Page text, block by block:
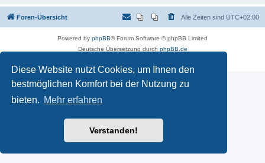
Diese Website nutzt Cookies, um Ihnen den
bestmöglichen Komfort bei der Nutzung zu
bieten. Mehr erfahren
Verstanden!
Foren-Übersicht Alle Zeiten sind UTC+02:00
Powered by phpBB® Forum Software © phpBB Limited
Deutsche Übersetzung durch phpBB.de